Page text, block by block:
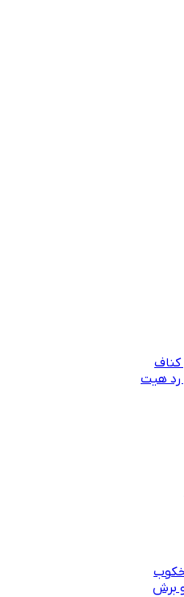
رد هیت
برش